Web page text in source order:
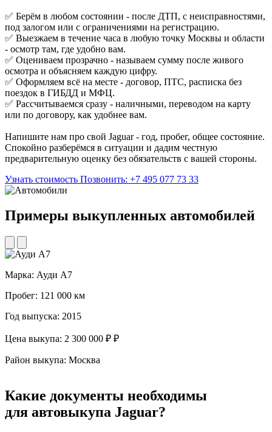
✅ Берём в любом состоянии - после ДТП, с неисправностями,
под залогом или с ограничениями на регистрацию.
✅ Выезжаем в течение часа в любую точку Москвы и области
- осмотр там, где удобно вам.
✅ Оцениваем прозрачно - называем сумму после живого
осмотра и объясняем каждую цифру.
✅ Оформляем всё на месте - договор, ПТС, расписка без
поездок в ГИБДД и МФЦ.
✅ Рассчитываемся сразу - наличными, переводом на карту
или по договору, как удобнее вам.
Напишите нам про свой Jaguar - год, пробег, общее состояние.
Спокойно разберёмся в ситуации и дадим честную
предварительную оценку без обязательств с вашей стороны.
Узнать стоимость Позвонить: +7 495 077 73 33
Примеры выкупленных автомобилей
Марка: Ауди А7
Пробег: 121 000 км
Год выпуска: 2015
Цена выкупа: 2 300 000 ₽ ₽
Район выкупа: Москва
Какие документы необходимы
для автовыкупа Jaguar?